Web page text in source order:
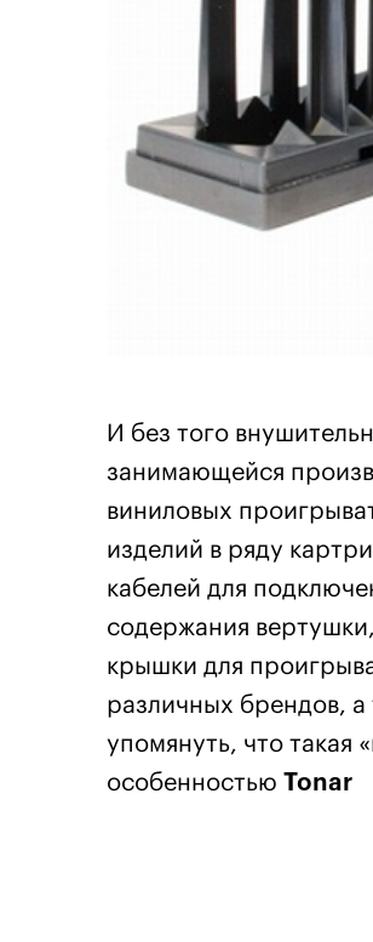
И без того
занимающейся
виниловых
изделий в ряду
кабелей для
содержания
крышки для
различных брендов,
упомянуть, что такая
особенностью Tonar